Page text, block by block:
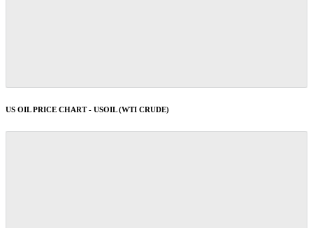
US OIL PRICE CHART - USOIL (WTI CRUDE)